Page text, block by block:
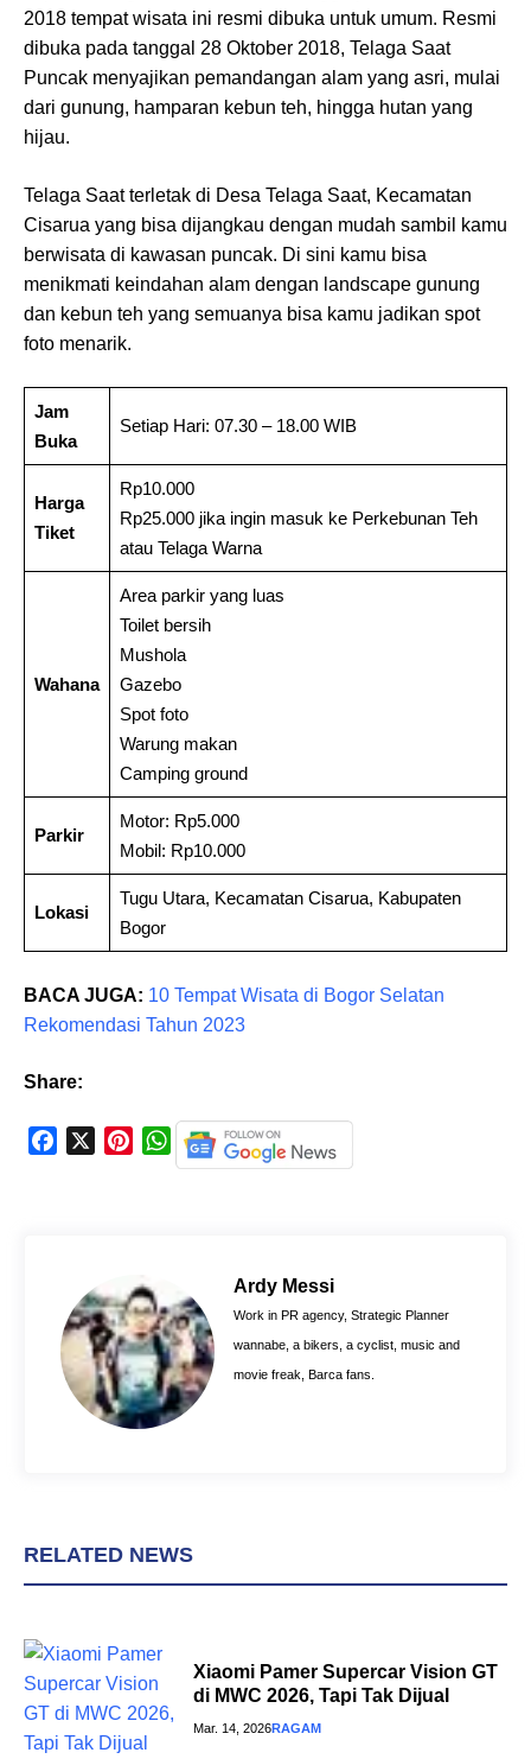
2018 tempat wisata ini resmi dibuka untuk umum. Resmi
dibuka pada tanggal 28 Oktober 2018, Telaga Saat
Puncak menyajikan pemandangan alam yang asri, mulai
dari gunung, hamparan kebun teh, hingga hutan yang
hijau.
Telaga Saat terletak di Desa Telaga Saat, Kecamatan
Cisarua yang bisa dijangkau dengan mudah sambil kamu
berwisata di kawasan puncak. Di sini kamu bisa
menikmati keindahan alam dengan landscape gunung
dan kebun teh yang semuanya bisa kamu jadikan spot
foto menarik.
Jam
Buka
Setiap Hari: 07.30 – 18.00 WIB
Harga
Tiket
Rp10.000
Rp25.000 jika ingin masuk ke Perkebunan Teh
atau Telaga Warna
Wahana
Area parkir yang luas
Toilet bersih
Mushola
Gazebo
Spot foto
Warung makan
Camping ground
Parkir
Motor: Rp5.000
Mobil: Rp10.000
Lokasi
Tugu Utara, Kecamatan Cisarua, Kabupaten
Bogor
BACA JUGA: 10 Tempat Wisata di Bogor Selatan
Rekomendasi Tahun 2023
Share:
k
r
e
s
W
h
p
p
Ardy Messi
Work in PR agency, Strategic Planner
wannabe, a bikers, a cyclist, music and
movie freak, Barca fans.
RELATED NEWS
Xiaomi Pamer Supercar Vision GT
di MWC 2026, Tapi Tak Dijual
Mar. 14, 2026RAGAM